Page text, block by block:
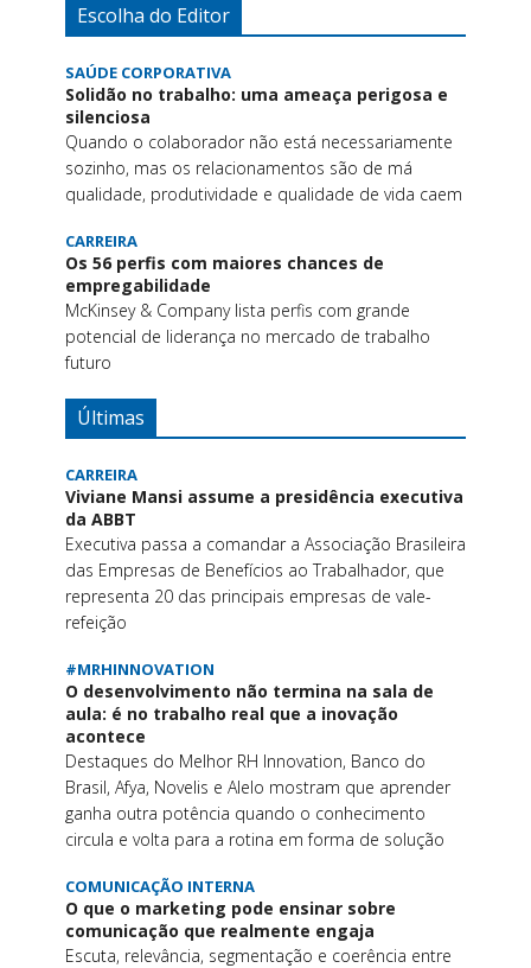
Escolha do Editor
SAÚDE CORPORATIVA
Solidão no trabalho: uma ameaça perigosa e
silenciosa
Quando o colaborador não está necessariamente
sozinho, mas os relacionamentos são de má
qualidade, produtividade e qualidade de vida caem
CARREIRA
Os 56 perfis com maiores chances de
empregabilidade
McKinsey & Company lista perfis com grande
potencial de liderança no mercado de trabalho
futuro
Últimas
CARREIRA
Viviane Mansi assume a presidência executiva
da ABBT
Executiva passa a comandar a Associação Brasileira
das Empresas de Benefícios ao Trabalhador, que
representa 20 das principais empresas de vale-
refeição
#MRHINNOVATION
O desenvolvimento não termina na sala de
aula: é no trabalho real que a inovação
acontece
Destaques do Melhor RH Innovation, Banco do
Brasil, Afya, Novelis e Alelo mostram que aprender
ganha outra potência quando o conhecimento
circula e volta para a rotina em forma de solução
COMUNICAÇÃO INTERNA
O que o marketing pode ensinar sobre
comunicação que realmente engaja
Escuta, relevância, segmentação e coerência entre